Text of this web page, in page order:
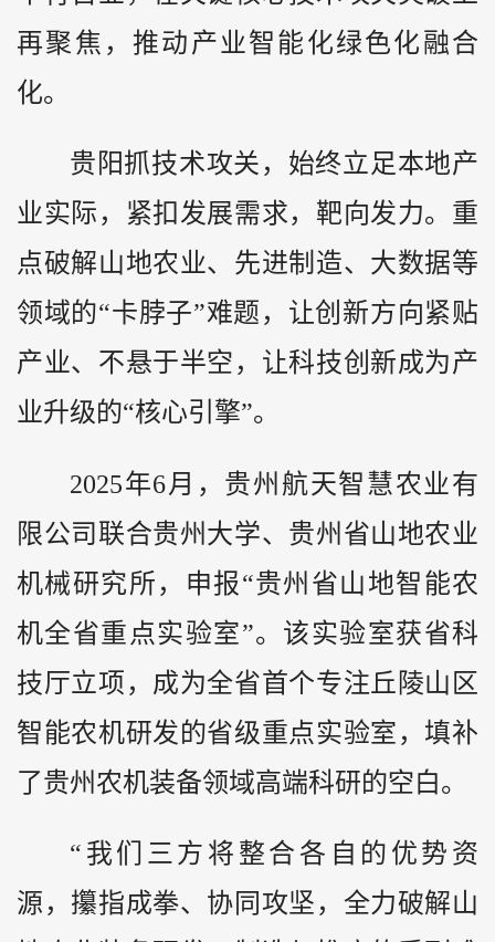
再聚焦，推动产业智能化绿色化融合
化。
贵阳抓技术攻关，始终立足本地产
业实际，紧扣发展需求，靶向发力。重
点破解山地农业、先进制造、大数据等
领域的“卡脖子”难题，让创新方向紧贴
产业、不悬于半空，让科技创新成为产
业升级的“核心引擎”。
2025年6月，贵州航天智慧农业有
限公司联合贵州大学、贵州省山地农业
机械研究所，申报“贵州省山地智能农
机全省重点实验室”。该实验室获省科
技厅立项，成为全省首个专注丘陵山区
智能农机研发的省级重点实验室，填补
了贵州农机装备领域高端科研的空白。
“我们三方将整合各自的优势资
源，攥指成拳、协同攻坚，全力破解山